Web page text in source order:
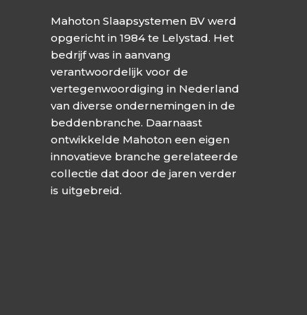
Mahoton Slaapsystemen BV werd
opgericht in 1984 te Lelystad. Het
bedrijf was in aanvang
verantwoordelijk voor de
vertegenwoordiging in Nederland
van diverse ondernemingen in de
beddenbranche. Daarnaast
ontwikkelde Mahoton een eigen
innovatieve branche gerelateerde
collectie dat door de jaren verder
is uitgebreid.